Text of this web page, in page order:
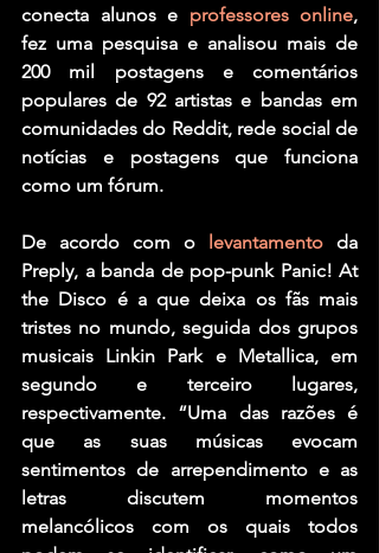
conecta alunos e professores online,
fez uma pesquisa e analisou mais de
200 mil postagens e comentários
populares de 92 artistas e bandas em
comunidades do Reddit, rede social de
notícias e postagens que funciona
como um fórum.
De acordo com o levantamento da
Preply, a banda de pop-punk Panic! At
the Disco é a que deixa os fãs mais
tristes no mundo, seguida dos grupos
musicais Linkin Park e Metallica, em
segundo e terceiro lugares,
respectivamente. “Uma das razões é
que as suas músicas evocam
sentimentos de arrependimento e as
letras discutem momentos
melancólicos com os quais todos